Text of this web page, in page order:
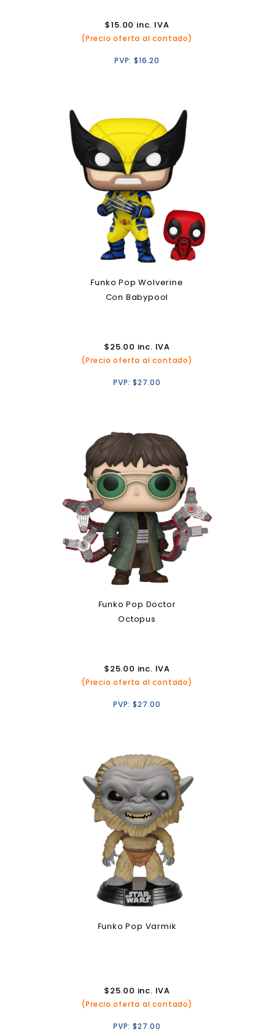
$15.00 inc. IVA
(Precio oferta al contado)
PVP:$16.20
Funko Pop Wolverine
Con Babypool
$25.00 inc. IVA
(Precio oferta al contado)
PVP:$27.00
Funko Pop Doctor
Octopus
$25.00 inc. IVA
(Precio oferta al contado)
PVP:$27.00
Funko Pop Varmik
$25.00 inc. IVA
(Precio oferta al contado)
PVP:$27.00